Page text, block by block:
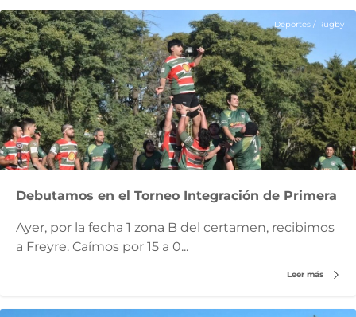
Deportes / Rugby
Debutamos en el Torneo Integración de Primera
Ayer, por la fecha 1 zona B del certamen, recibimos
a Freyre. Caímos por 15 a 0...
Leer más